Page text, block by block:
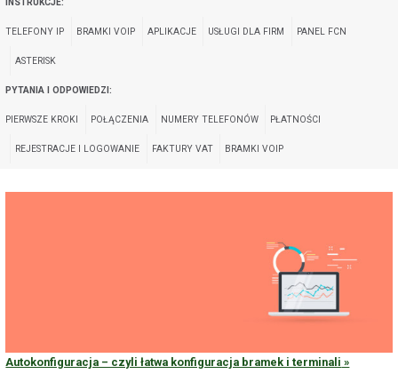
TELEFONY IP BRAMKI VOIP APLIKACJE USŁUGI DLA FIRM PANEL FCN
ASTERISK
PYTANIA I ODPOWIEDZI:
PIERWSZE KROKI POŁĄCZENIA NUMERY TELEFONÓW PŁATNOŚCI
REJESTRACJE I LOGOWANIE FAKTURY VAT BRAMKI VOIP
Autokonfiguracja – czyli łatwa konfiguracja bramek i terminali